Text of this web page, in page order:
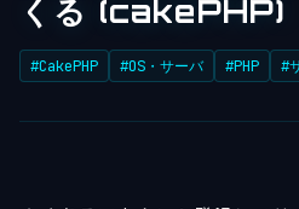
くる (cakePHP)
#CakePHP #OS・サーバ #PHP #